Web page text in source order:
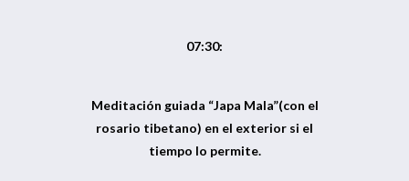
07:30:
Meditación guiada “Japa Mala”(con el
rosario tibetano) en el exterior si el
tiempo lo permite.